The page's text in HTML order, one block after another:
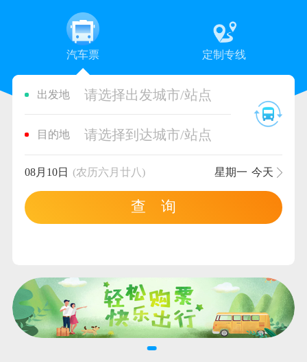
汽车票 定制专线
出发地 请选择出发城市/站点
目的地 请选择到达城市/站点
08月10日 (农历六月廿八) 星期一 今天
查 询